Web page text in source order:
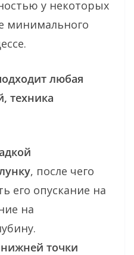
у некоторых
минимального
любая
техника
, после чего
его опускание на
на
точки